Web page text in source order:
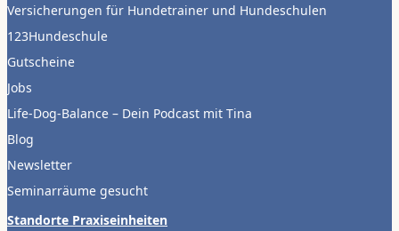
Versicherungen für Hundetrainer und Hundeschulen
123Hundeschule
Gutscheine
Jobs
Life-Dog-Balance – Dein Podcast mit Tina
Blog
Newsletter
Seminarräume gesucht
Standorte Praxiseinheiten